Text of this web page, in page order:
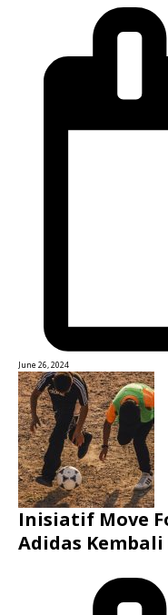
June 26, 2024
Inisiatif Move
Adidas